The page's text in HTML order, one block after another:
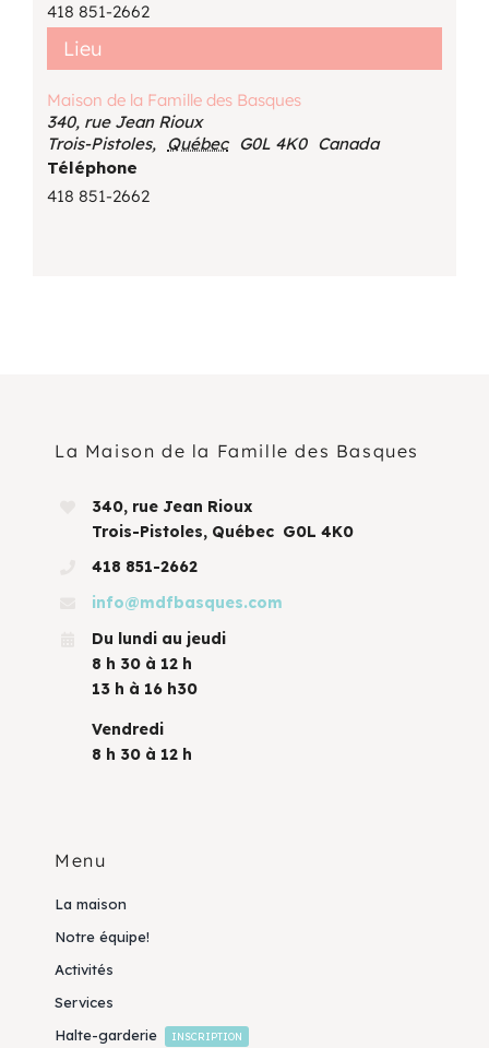
Lieu
Maison de la Famille des Basques
340, rue Jean Rioux
Trois-Pistoles, Québec G0L 4K0 Canada
Téléphone
418 851-2662
418 851-2662
La Maison de la Famille des Basques
340, rue Jean Rioux
Trois-Pistoles, Québec G0L 4K0
418 851-2662
info@mdfbasques.com
Du lundi au jeudi
8 h 30 à 12 h
13 h à 16 h30
Vendredi
8 h 30 à 12 h
Menu
La maison
Notre équipe!
Activités
Services
Halte-garderie
INSCRIPTION